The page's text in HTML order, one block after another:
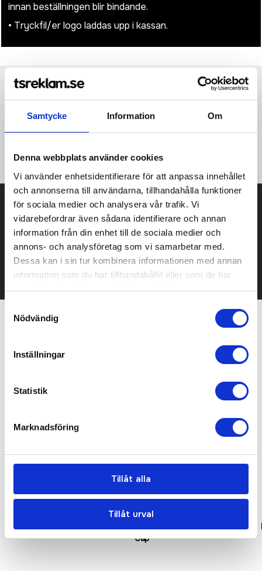
Samtycke Information Om
Denna webbplats använder cookies
Vi använder enhetsidentifierare för att anpassa innehållet
och annonserna till användarna, tillhandahålla funktioner
för sociala medier och analysera vår trafik. Vi
vidarebefordrar även sådana identifierare och annan
information från din enhet till de sociala medier och
annons- och analysföretag som vi samarbetar med.
Dessa kan i sin tur kombinera informationen med annan
information som du har tillhandahållit eller som de har
samlat in när du har använt deras tjänster.
Nödvändig
Inställningar
Statistik
Marknadsföring
Tillåt alla
Tillåt urval
innan beställningen blir bindande.
• Tryckfil/er logo laddas upp i kassan.
adjustment allows for a custom fit
Prisuppgift på mailen?
Kontakta oss här för att få förslag på produkt och pris över
Det går också utmärkt att bara ställa frågor!
KONTAKTA OSS
Low Profile Vintage Cap
Cap